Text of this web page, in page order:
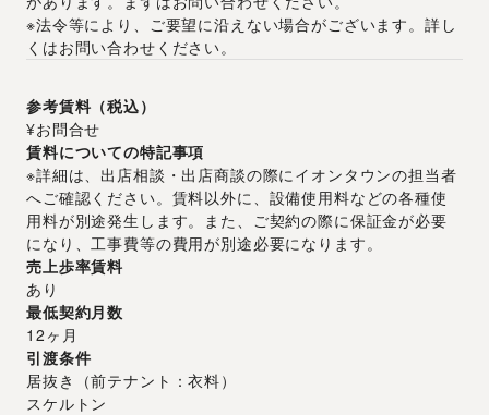
※法令等により、ご要望に沿えない場合がございます。詳し
くはお問い合わせください。
参考賃料（税込）
¥お問合せ
賃料についての特記事項
※詳細は、出店相談・出店商談の際にイオンタウンの担当者
へご確認ください。賃料以外に、設備使用料などの各種使
用料が別途発生します。また、ご契約の際に保証金が必要
になり、工事費等の費用が別途必要になります。
売上歩率賃料
あり
最低契約月数
12ヶ月
引渡条件
居抜き
（前テナント：衣料）
スケルトン